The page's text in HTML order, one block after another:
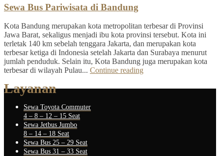
Sewa Bus Pariwisata di Bandung
Kota Bandung merupakan kota metropolitan terbesar di Provinsi
Jawa Barat, sekaligus menjadi ibu kota provinsi tersebut. Kota ini
terletak 140 km sebelah tenggara Jakarta, dan merupakan kota
terbesar ketiga di Indonesia setelah Jakarta dan Surabaya menurut
jumlah penduduk. Selain itu, Kota Bandung juga merupakan kota
terbesar di wilayah Pulau... Continue reading
Layanan
Sewa Toyota Commuter
4 – 8 – 12 – 15 Seat
Sewa Jetbus Jumbo
8 – 14 – 18 Seat
Sewa Bus 25 – 29 Seat
Sewa Bus 31 – 33 Seat